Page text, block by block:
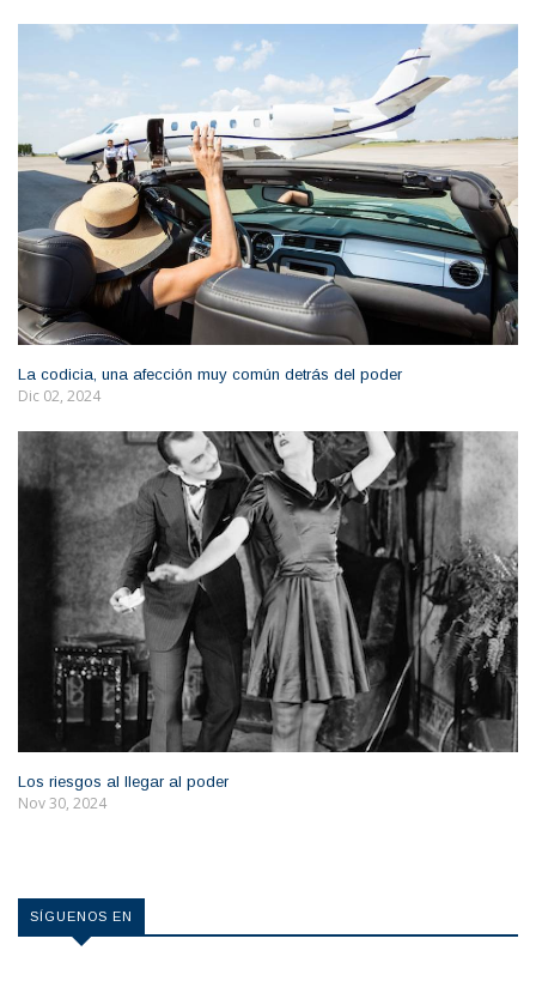
La codicia, una afección muy común detrás del poder
Dic 02, 2024
Los riesgos al llegar al poder
Nov 30, 2024
SÍGUENOS EN